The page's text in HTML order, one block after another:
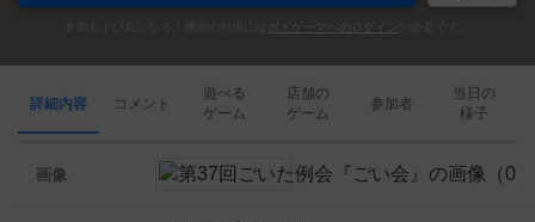
ボドゲーマへのログイン
詳細内容 コメント
遊べる
ゲーム
店舗の
ゲーム
参加者
当日の
様子
画像